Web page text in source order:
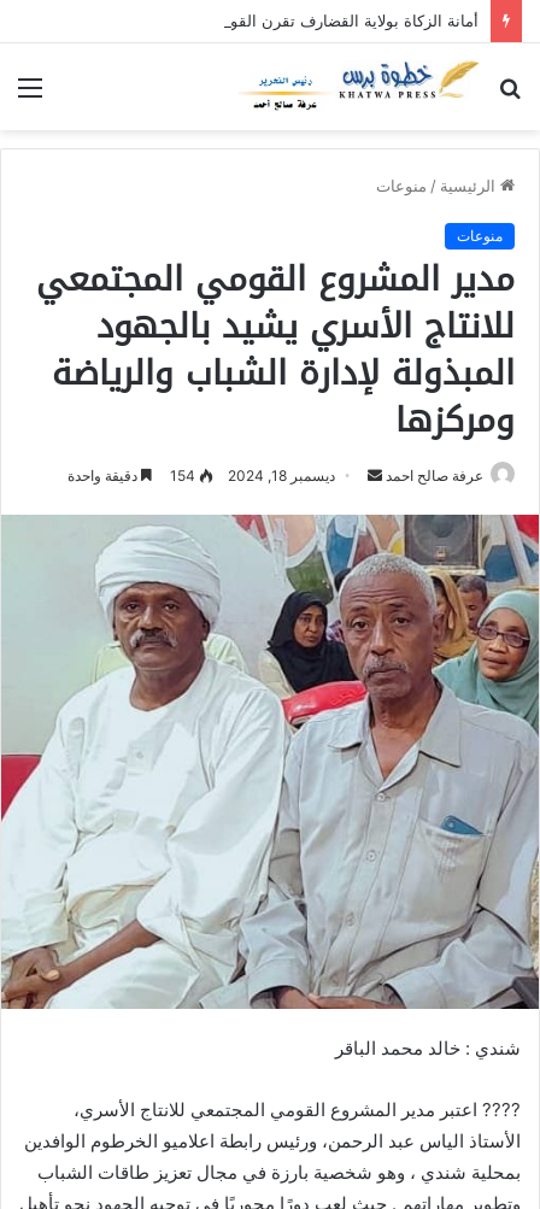
الرئيسية / منوعات
منوعات
مدير المشروع القومي المجتمعي
للانتاج الأسري يشيد بالجهود
المبذولة لإدارة الشباب والرياضة
ومركزها
عرفة صالح احمد
س
ل
ب
ر
ي
د
ا
إ
ر
ن
ا
ديسمبر 18, 2024 154 دقيقة واحدة
شندي : خالد محمد الباقر
???? اعتبر مدير المشروع القومي المجتمعي للانتاج الأسري،
الأستاذ الياس عبد الرحمن، ورئيس رابطة اعلاميو الخرطوم الوافدين
بمحلية شندي ، وهو شخصية بارزة في مجال تعزيز طاقات الشباب
وتطوير مهاراتهم . حيث لعب دورًا محوريًا في توجيه الجهود نحو تأهيل